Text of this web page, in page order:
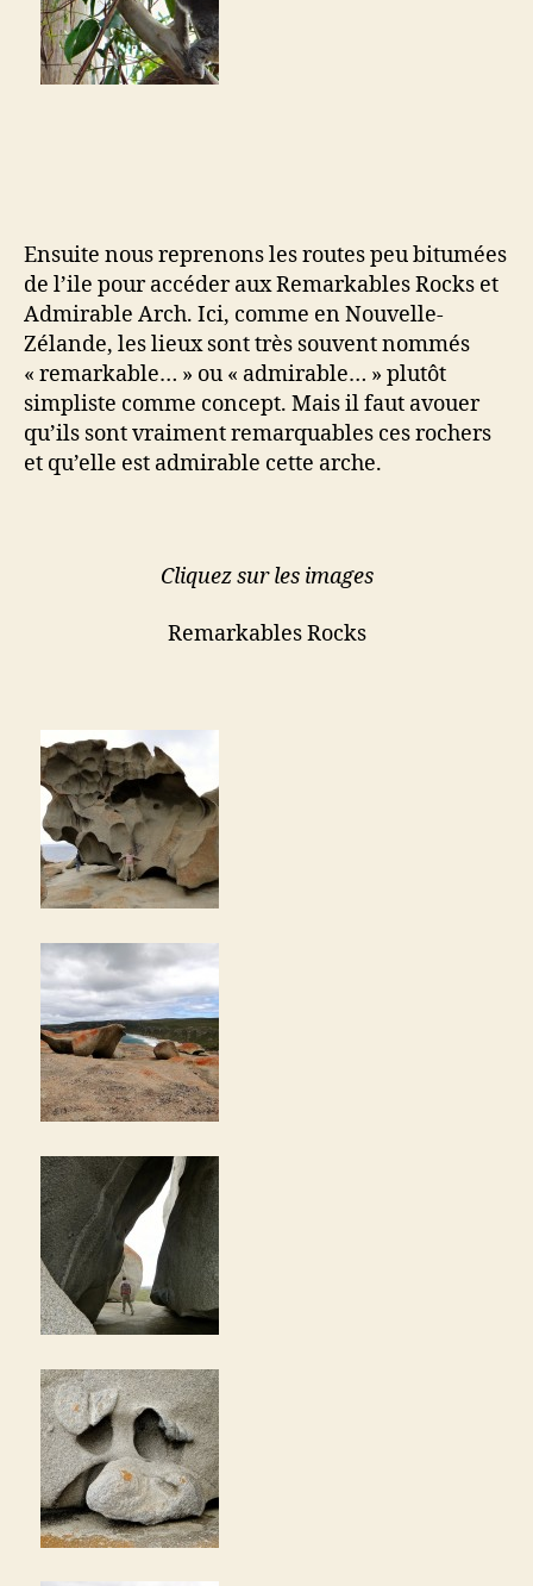
Ensuite nous reprenons les routes peu bitumées
de l’ile pour accéder aux Remarkables Rocks et
Admirable Arch. Ici, comme en Nouvelle-
Zélande, les lieux sont très souvent nommés
« remarkable… » ou « admirable… » plutôt
simpliste comme concept. Mais il faut avouer
qu’ils sont vraiment remarquables ces rochers
et qu’elle est admirable cette arche.
Cliquez sur les images
Remarkables Rocks